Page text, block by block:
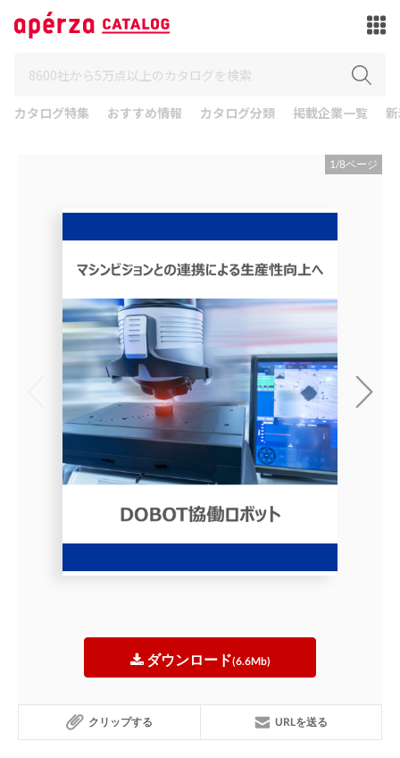
カタログ特集 おすすめ情報 カタログ分類 掲載企業一覧
1/8ページ
ダウンロード(6.6Mb)
クリップする URLを送る